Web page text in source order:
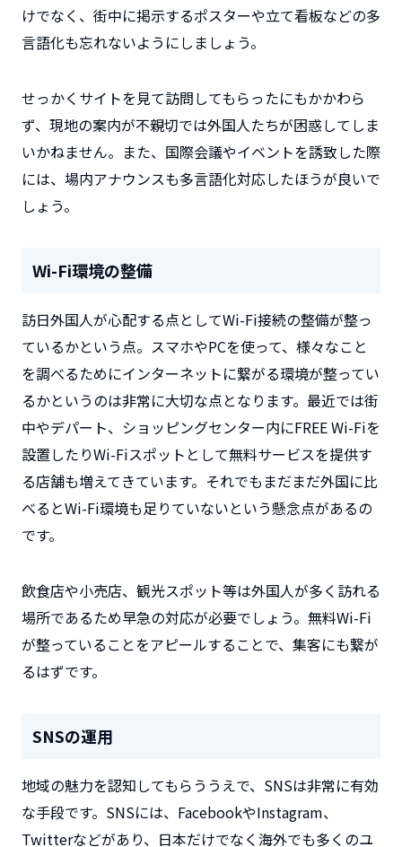
けでなく、街中に掲示するポスターや立て看板などの多
言語化も忘れないようにしましょう。
せっかくサイトを見て訪問してもらったにもかかわら
ず、現地の案内が不親切では外国人たちが困惑してしま
いかねません。また、国際会議やイベントを誘致した際
には、場内アナウンスも多言語化対応したほうが良いで
しょう。
Wi-Fi環境の整備
訪日外国人が心配する点としてWi-Fi接続の整備が整っ
ているかという点。スマホやPCを使って、様々なこと
を調べるためにインターネットに繋がる環境が整ってい
るかというのは非常に大切な点となります。最近では街
中やデパート、ショッピングセンター内にFREE Wi-Fiを
設置したりWi-Fiスポットとして無料サービスを提供す
る店舗も増えてきています。それでもまだまだ外国に比
べるとWi-Fi環境も足りていないという懸念点があるの
です。
飲食店や小売店、観光スポット等は外国人が多く訪れる
場所であるため早急の対応が必要でしょう。無料Wi-Fi
が整っていることをアピールすることで、集客にも繋が
るはずです。
SNSの運用
地域の魅力を認知してもらううえで、SNSは非常に有効
な手段です。SNSには、FacebookやInstagram、
Twitterなどがあり、日本だけでなく海外でも多くのユ